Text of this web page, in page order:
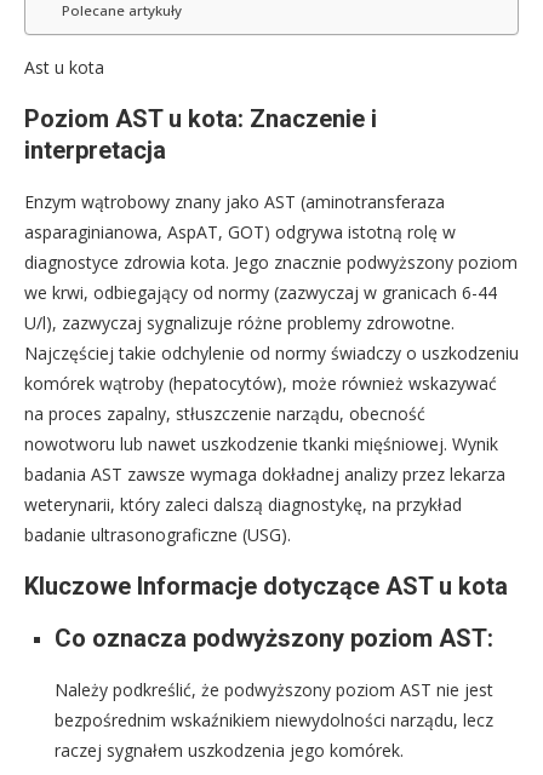
Polecane artykuły
Ast u kota
Poziom AST u kota: Znaczenie i
interpretacja
Enzym wątrobowy znany jako AST (aminotransferaza
asparaginianowa, AspAT, GOT) odgrywa istotną rolę w
diagnostyce zdrowia kota. Jego znacznie podwyższony poziom
we krwi, odbiegający od normy (zazwyczaj w granicach 6-44
U/l), zazwyczaj sygnalizuje różne problemy zdrowotne.
Najczęściej takie odchylenie od normy świadczy o uszkodzeniu
komórek wątroby (hepatocytów), może również wskazywać
na proces zapalny, stłuszczenie narządu, obecność
nowotworu lub nawet uszkodzenie tkanki mięśniowej. Wynik
badania AST zawsze wymaga dokładnej analizy przez lekarza
weterynarii, który zaleci dalszą diagnostykę, na przykład
badanie ultrasonograficzne (USG).
Kluczowe Informacje dotyczące AST u kota
Co oznacza podwyższony poziom AST:
Należy podkreślić, że podwyższony poziom AST nie jest
bezpośrednim wskaźnikiem niewydolności narządu, lecz
raczej sygnałem uszkodzenia jego komórek.